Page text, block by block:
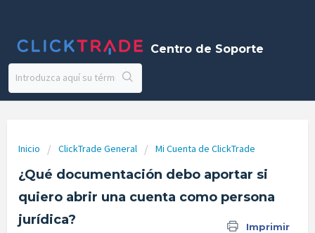
Centro de Soporte
Inicio ClickTrade General Mi Cuenta de ClickTrade
¿Qué documentación debo aportar si
quiero abrir una cuenta como persona
jurídica?
Imprimir